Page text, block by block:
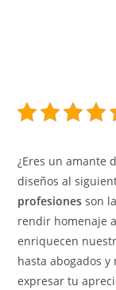
¿Eres un amante
diseños al
profesiones son
rendir homenaje
enriquecen
hasta abogados
expresar tu